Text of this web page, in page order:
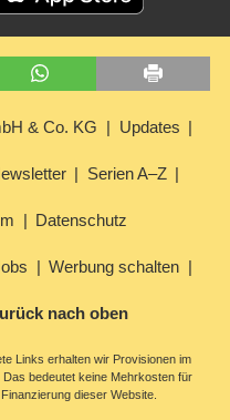
& Co. KG Updates
Serien A–Z
Datenschutz
Werbung schalten
nach oben
Links erhalten wir Provisionen im
bedeutet keine Mehrkosten für
dieser Website.